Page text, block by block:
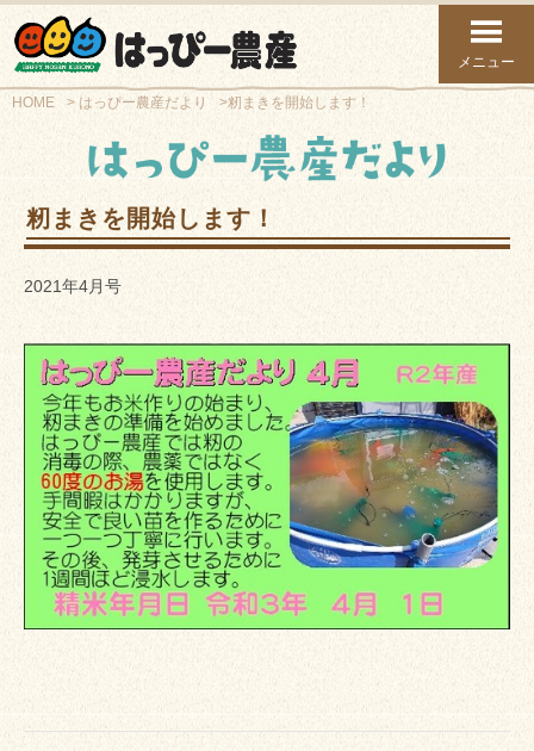
メニュー
HOME はっぴー農産だより 籾まきを開始します！
籾まきを開始します！
2021年4月号